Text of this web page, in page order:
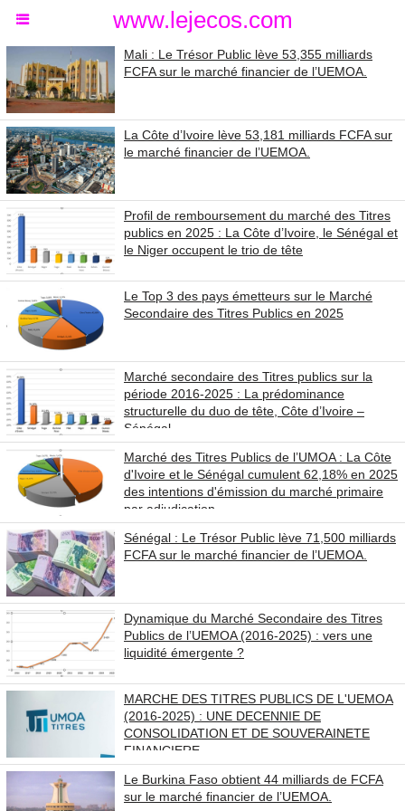
www.lejecos.com
Mali : Le Trésor Public lève 53,355 milliards
FCFA sur le marché financier de l’UEMOA.
La Côte d’Ivoire lève 53,181 milliards FCFA sur
le marché financier de l’UEMOA.
Profil de remboursement du marché des Titres
publics en 2025 : La Côte d’Ivoire, le Sénégal et
le Niger occupent le trio de tête
Le Top 3 des pays émetteurs sur le Marché
Secondaire des Titres Publics en 2025
Marché secondaire des Titres publics sur la
période 2016-2025 : La prédominance
structurelle du duo de tête, Côte d’Ivoire –
Sénégal
Marché des Titres Publics de l’UMOA : La Côte
d'Ivoire et le Sénégal cumulent 62,18% en 2025
des intentions d'émission du marché primaire
par adjudication
Sénégal : Le Trésor Public lève 71,500 milliards
FCFA sur le marché financier de l’UEMOA.
Dynamique du Marché Secondaire des Titres
Publics de l’UEMOA (2016-2025) : vers une
liquidité émergente ?
MARCHE DES TITRES PUBLICS DE L'UEMOA
(2016-2025) : UNE DECENNIE DE
CONSOLIDATION ET DE SOUVERAINETE
FINANCIERE
Le Burkina Faso obtient 44 milliards de FCFA
sur le marché financier de l’UEMOA.